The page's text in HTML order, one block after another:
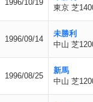
1996/10/19
東京 芝
1996/09/14
未勝利
中山 芝
1996/08/25
新馬
中山 芝